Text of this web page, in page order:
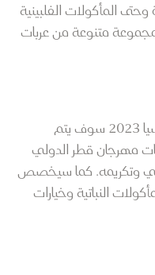
المأكولات الفلبينية
متنوعة من عربات
واحتفالا بالعام الثقافي قطر-إندونيسيا 2023 سوف يتم
مهرجان قطر الدولي
وتكريمه. كما سيخصص
النباتية وخيارات